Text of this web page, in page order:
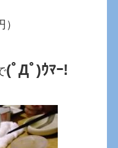
(ﾟДﾟ)ｳﾏｰ!